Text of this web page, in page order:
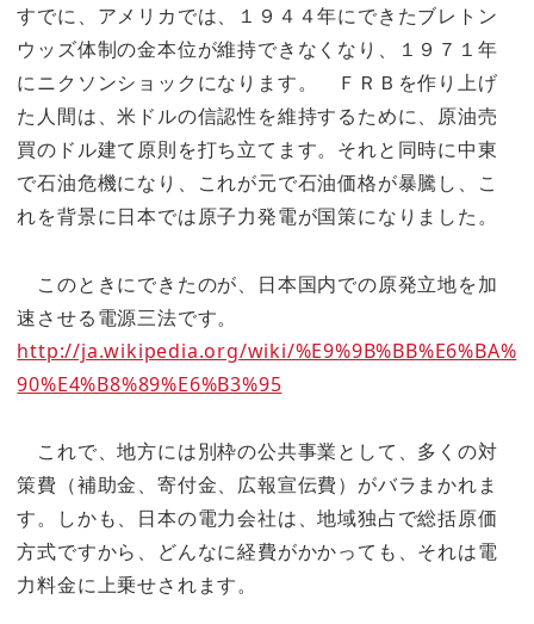
すでに、アメリカでは、１９４４年にできたブレトン
ウッズ体制の金本位が維持できなくなり、１９７１年
にニクソンショックになります。 ＦＲＢを作り上げ
た人間は、米ドルの信認性を維持するために、原油売
買のドル建て原則を打ち立てます。それと同時に中東
で石油危機になり、これが元で石油価格が暴騰し、こ
れを背景に日本では原子力発電が国策になりました。
このときにできたのが、日本国内での原発立地を加
速させる電源三法です。
http://ja.wikipedia.org/wiki/%E9%9B%BB%E6%BA%
90%E4%B8%89%E6%B3%95
これで、地方には別枠の公共事業として、多くの対
策費（補助金、寄付金、広報宣伝費）がバラまかれま
す。しかも、日本の電力会社は、地域独占で総括原価
方式ですから、どんなに経費がかかっても、それは電
力料金に上乗せされます。